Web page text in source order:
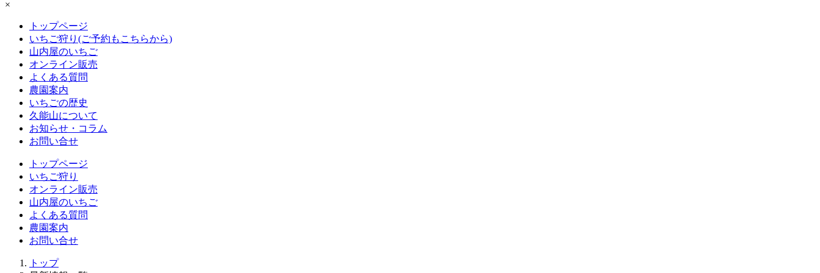
×
トップページ
いちご狩り(ご予約もこちらから)
山内屋のいちご
オンライン販売
よくある質問
農園案内
いちごの歴史
久能山について
お知らせ・コラム
お問い合せ
トップページ
いちご狩り
オンライン販売
山内屋のいちご
よくある質問
農園案内
お問い合せ
トップ